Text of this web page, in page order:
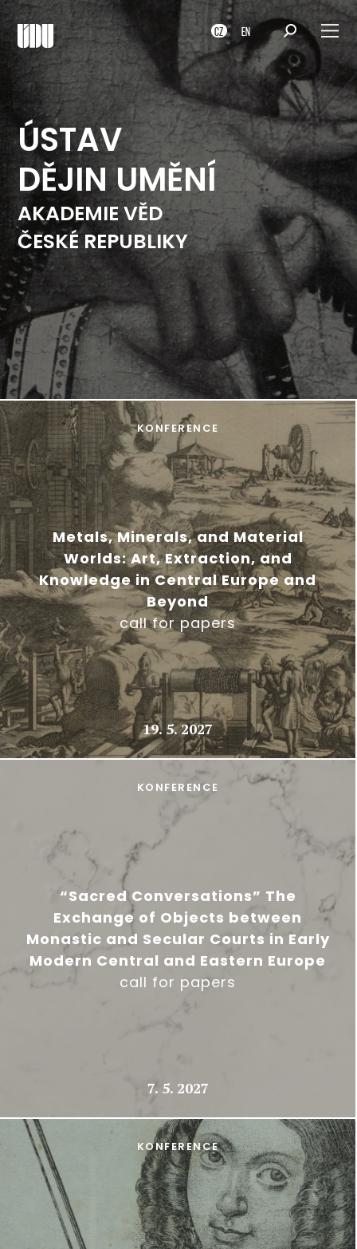
CZ EN
ÚSTAV
DĚJIN UMĚNÍ
AKADEMIE VĚD
ČESKÉ REPUBLIKY
Metals, Minerals, and Material
Worlds: Art, Extraction, and
Knowledge in Central Europe and
Beyond
call for papers
KONFERENCE
19. 5. 2027
“Sacred Conversations” The
Exchange of Objects between
Monastic and Secular Courts in Early
Modern Central and Eastern Europe
call for papers
KONFERENCE
7. 5. 2027
KONFERENCE